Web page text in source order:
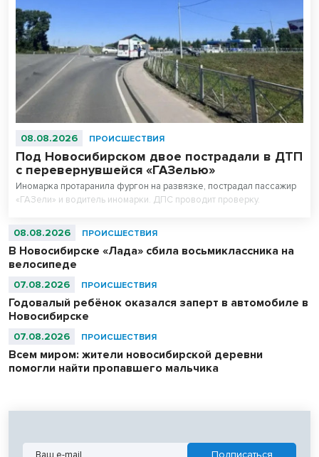
08.08.2026 ПРОИСШЕСТВИЯ
Под Новосибирском двое пострадали в ДТП
с перевернувшейся «ГАЗелью»
Иномарка протаранила фургон на развязке, пострадал пассажир
«ГАЗели» и водитель иномарки. ДПС проводит проверку.
08.08.2026 ПРОИСШЕСТВИЯ
В Новосибирске «Лада» сбила восьмиклассника на
велосипеде
07.08.2026 ПРОИСШЕСТВИЯ
Годовалый ребёнок оказался заперт в автомобиле в
Новосибирске
07.08.2026 ПРОИСШЕСТВИЯ
Всем миром: жители новосибирской деревни
помогли найти пропавшего мальчика